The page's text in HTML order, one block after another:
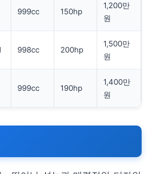
999cc 150hp
1,200만
원
998cc 200hp
1,500만
원
999cc 190hp
1,400만
원